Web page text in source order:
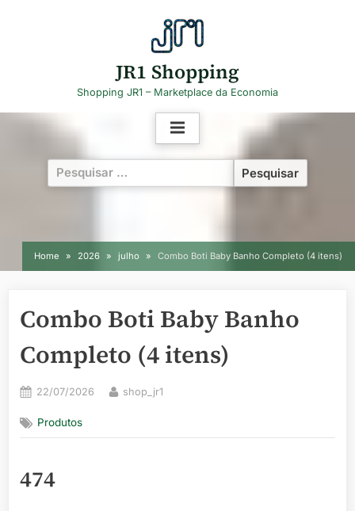
JR1 Shopping
Shopping JR1 – Marketplace da Economia
Pesquisar
por:
Home 2026 julho Combo Boti Baby Banho Completo (4 itens)
Combo Boti Baby Banho
Completo (4 itens)
Posted
22/07/2026 By
shop_jr1
Produtos
474